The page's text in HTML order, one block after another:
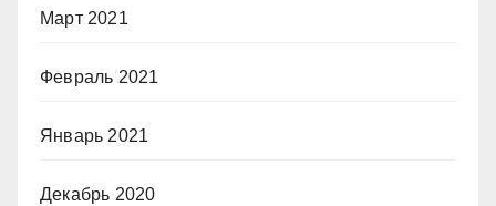
Март 2021
Февраль 2021
Январь 2021
Декабрь 2020